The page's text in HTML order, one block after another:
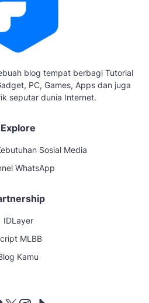
blog tempat berbagi Tutorial
PC, Games, Apps dan juga
seputar dunia Internet.
Explore
Sosial Media
WhatsApp
IDLayer
MLBB
Kamu